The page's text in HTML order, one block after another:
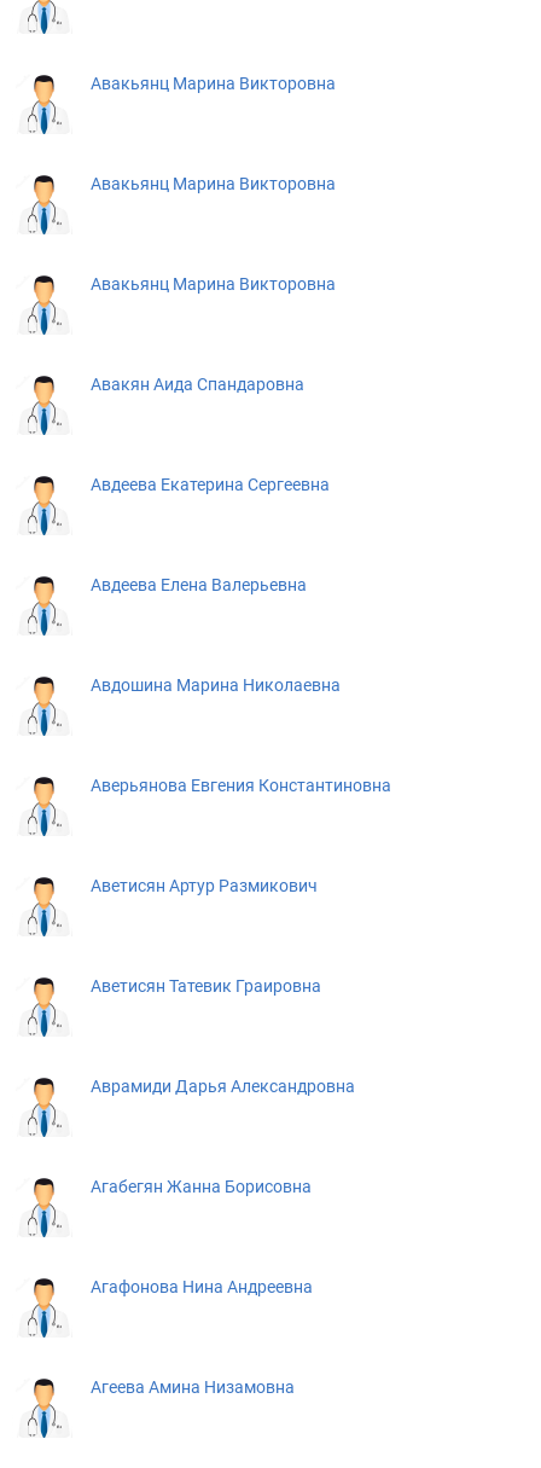
Авакьянц Марина Викторовна
Авакьянц Марина Викторовна
Авакьянц Марина Викторовна
Авакян Аида Спандаровна
Авдеева Екатерина Сергеевна
Авдеева Елена Валерьевна
Авдошина Марина Николаевна
Аверьянова Евгения Константиновна
Аветисян Артур Размикович
Аветисян Татевик Граировна
Аврамиди Дарья Александровна
Агабегян Жанна Борисовна
Агафонова Нина Андреевна
Агеева Амина Низамовна